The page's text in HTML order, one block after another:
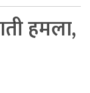
हमला,